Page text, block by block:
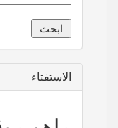
الاستفتاء